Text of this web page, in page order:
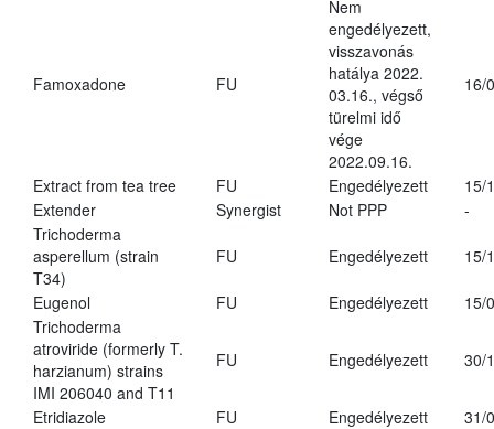
Famoxadone FU
Nem
engedélyezett,
visszavonás
hatálya 2022.
03.16., végső
türelmi idő
vége
2022.09.16.
16/
Extract from tea tree FU Engedélyezett
15/
Extender
Synergist Not PPP
-
Trichoderma
asperellum (strain
T34)
FU Engedélyezett 15/
Eugenol FU Engedélyezett
15/
Trichoderma
atroviride (formerly T.
harzianum) strains
IMI 206040 and T11
FU Engedélyezett 30/
Etridiazole FU Engedélyezett
31/